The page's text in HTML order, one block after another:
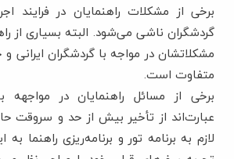
برخی از مشکلات راهنمایان در فرایند
گردشگران ناشی می‌شود. البته بسیاری از
مشکلاتشان در مواجه با گردشگران ایرانی
متفاوت است.
برخی از مسائل راهنمایان در مواجهه
عبارت‌اند از تأخیر بیش ‌از حد و سروقت
لازم به برنامه تور و برنامه‌ریزی راهنما